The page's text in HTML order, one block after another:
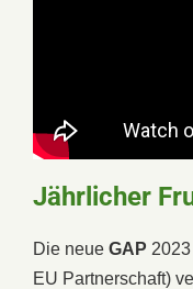
Jährlicher
Die neue GAP
EU Partnerschaft)